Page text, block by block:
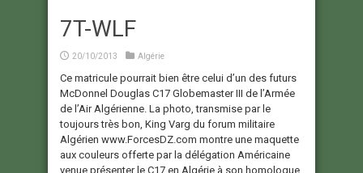
7T-WLF
20/10/2013 Algérie
Ce matricule pourrait bien être celui d’un des futurs
McDonnel Douglas C17 Globemaster III de l’Armée
de l’Air Algérienne. La photo, transmise par le
toujours très bon, King Varg du forum militaire
Algérien www.ForcesDZ.com montre une maquette
aux couleurs offerte par la délégation Américaine
venue présenter le C17 en Algérie à son homologue